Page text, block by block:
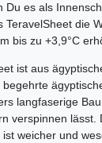
Du es als
TeravelSheet die
bis zu +3,9°C
ist aus
langfaserige
verspinnen lässt.
weicher und